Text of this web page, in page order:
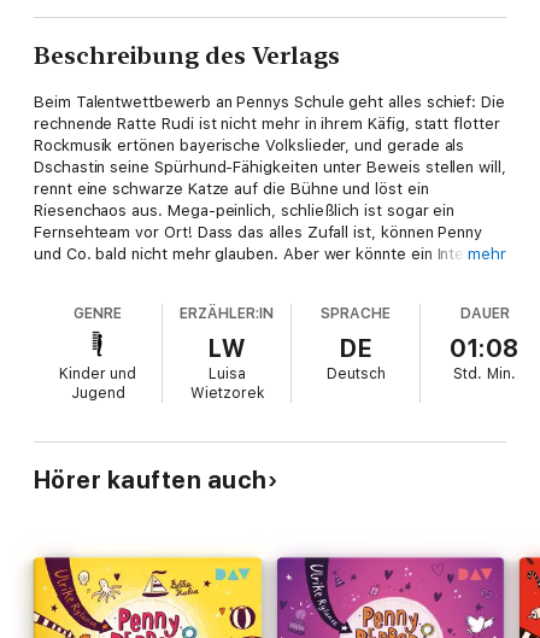
Beschreibung des Verlags
Beim Talentwettbewerb an Pennys Schule geht alles schief: Die
rechnende Ratte Rudi ist nicht mehr in ihrem Käfig, statt flotter
Rockmusik ertönen bayerische Volkslieder, und gerade als
Dschastin seine Spürhund-Fähigkeiten unter Beweis stellen will,
rennt eine schwarze Katze auf die Bühne und löst ein
Riesenchaos aus. Mega-peinlich, schließlich ist sogar ein
Fernsehteam vor Ort! Dass das alles Zufall ist, können Penny
und Co. bald nicht mehr glauben. Aber wer könnte ein Interesse
mehr
GENRE
Kinder und
Jugend
ERZÄHLER:IN
LW
Luisa
Wietzorek
SPRACHE
DE
Deutsch
DAUER
01:08
Std. Min.
Hörer kauften auch